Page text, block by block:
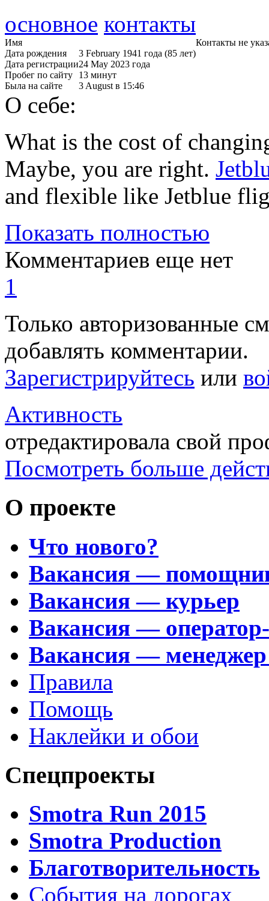
основное контакты
Имя
Дата рождения
3 February 1941 года (85 лет)
Дата регистрации24 May 2023 года
Пробег по сайту
13 минут
Была на сайте
3 August в 15:46
Контакты не
О себе:
What is the cost of
Maybe, you are right.
and flexible like Jetblue
Показать полностью
Комментариев еще нет
1
Только авторизованные
добавлять комментарии.
Зарегистрируйтесь или
Активность
отредактировала свой
Посмотреть больше
О проекте
Что нового?
Вакансия —
Вакансия — курьер
Вакансия —
Вакансия —
Правила
Помощь
Наклейки и обои
Спецпроекты
Smotra Run 2015
Smotra Production
Благотворительность
События на дорогах